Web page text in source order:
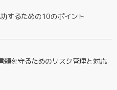
するための10のポイント
を守るためのリスク管理と対応